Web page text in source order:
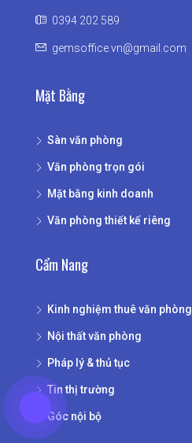
0394 202 589
gemsoffice.vn@gmail.com
Mặt Bằng
Sàn văn phòng
Văn phòng trọn gói
Mặt bằng kinh doanh
Văn phòng thiết kế riêng
Cẩm Nang
Kinh nghiệm thuê văn phòng
Nội thất văn phòng
Pháp lý & thủ tục
Tin thị trường
Góc nội bộ